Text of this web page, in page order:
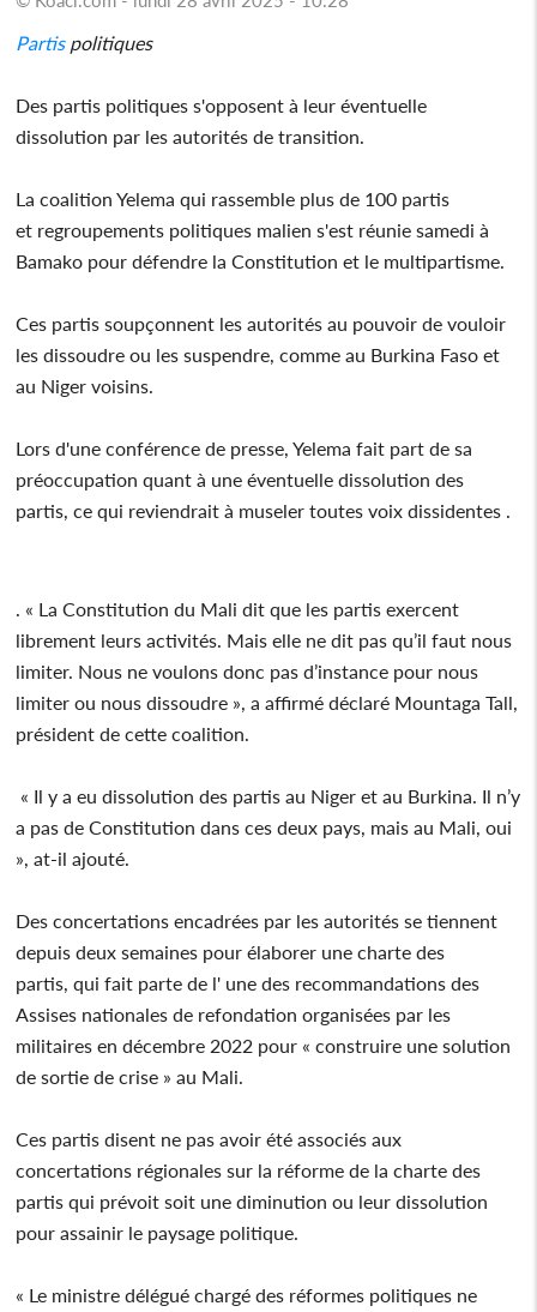
Partispolitiques
Des partis politiques s'opposent à leur éventuelle
dissolution par les autorités de transition.
La coalition Yelema qui rassemble plus de 100 partis
et regroupements politiques malien s'est réunie samedi à
Bamako pour défendre la Constitution et le multipartisme.
Ces partis soupçonnent les autorités au pouvoir de vouloir
les dissoudre ou les suspendre, comme au Burkina Faso et
au Niger voisins.
Lors d'une conférence de presse, Yelema fait part de sa
préoccupation quant à une éventuelle dissolution des
partis, ce qui reviendrait à museler toutes voix dissidentes .
. « La Constitution du Mali dit que les partis exercent
librement leurs activités. Mais elle ne dit pas qu’il faut nous
limiter. Nous ne voulons donc pas d’instance pour nous
limiter ou nous dissoudre », a affirmé déclaré Mountaga Tall,
président de cette coalition.
« Il y a eu dissolution des partis au Niger et au Burkina. Il n’y
a pas de Constitution dans ces deux pays, mais au Mali, oui
», at-il ajouté.
Des concertations encadrées par les autorités se tiennent
depuis deux semaines pour élaborer une charte des
partis, qui fait parte de l' une des recommandations des
Assises nationales de refondation organisées par les
militaires en décembre 2022 pour « construire une solution
de sortie de crise » au Mali.
Ces partis disent ne pas avoir été associés aux
concertations régionales sur la réforme de la charte des
partis qui prévoit soit une diminution ou leur dissolution
pour assainir le paysage politique.
« Le ministre délégué chargé des réformes politiques ne